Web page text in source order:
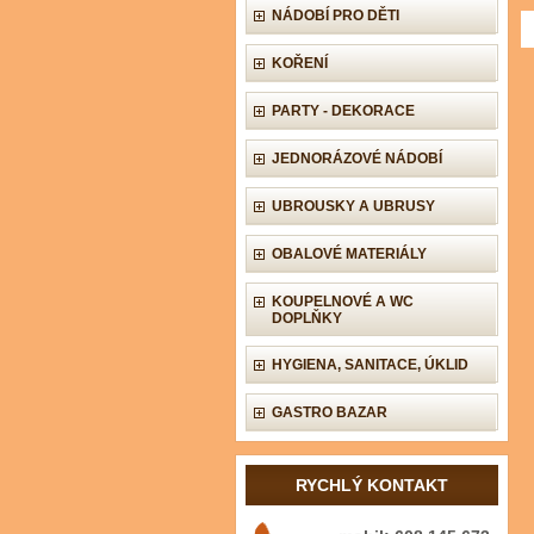
NÁDOBÍ PRO DĚTI
KOŘENÍ
PARTY - DEKORACE
JEDNORÁZOVÉ NÁDOBÍ
UBROUSKY A UBRUSY
OBALOVÉ MATERIÁLY
KOUPELNOVÉ A WC
DOPLŇKY
HYGIENA, SANITACE, ÚKLID
GASTRO BAZAR
RYCHLÝ KONTAKT